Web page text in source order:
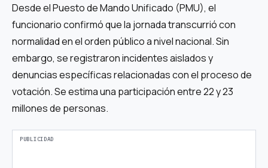
Desde el Puesto de Mando Unificado (PMU), el
funcionario confirmó que la jornada transcurrió con
normalidad en el orden público a nivel nacional. Sin
embargo, se registraron incidentes aislados y
denuncias específicas relacionadas con el proceso de
votación. Se estima una participación entre 22 y 23
millones de personas.